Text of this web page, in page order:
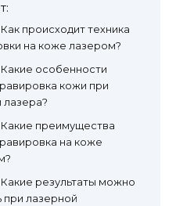
Как происходит техника
на коже лазером?
Какие особенности
кожи при
Какие преимущества
на коже
Какие результаты можно
при лазерной